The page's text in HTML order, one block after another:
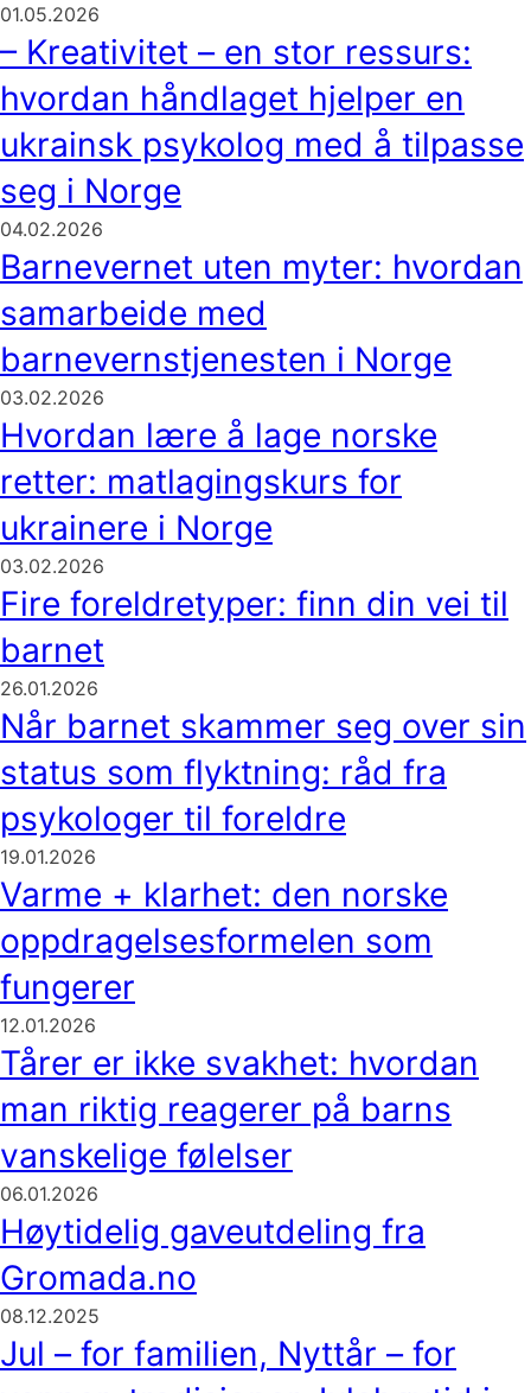
01.05.2026
– Kreativitet – en stor ressurs:
hvordan håndlaget hjelper en
ukrainsk psykolog med å tilpasse
seg i Norge
04.02.2026
Barnevernet uten myter: hvordan
samarbeide med
barnevernstjenesten i Norge
03.02.2026
Hvordan lære å lage norske
retter: matlagingskurs for
ukrainere i Norge
03.02.2026
Fire foreldretyper: finn din vei til
barnet
26.01.2026
Når barnet skammer seg over sin
status som flyktning: råd fra
psykologer til foreldre
19.01.2026
Varme + klarhet: den norske
oppdragelsesformelen som
fungerer
12.01.2026
Tårer er ikke svakhet: hvordan
man riktig reagerer på barns
vanskelige følelser
06.01.2026
Høytidelig gaveutdeling fra
Gromada.no
08.12.2025
Jul – for familien, Nyttår – for